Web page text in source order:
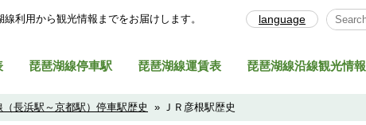
利⽤から観光情報までをお届けします。 language
琵琶湖線停車駅 琵琶湖線運賃表 琵琶湖線沿線観光情報
（長浜駅～京都駅）停車駅歴史 » ＪＲ彦根駅歴史